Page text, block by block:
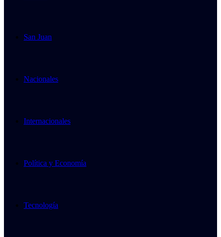
San Juan
Nacionales
Internacionales
Política y Economía
Tecnología